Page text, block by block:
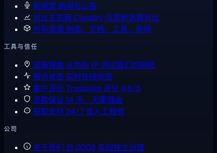
新闻室 新闻与公告
对比主机商 Cloudzy 与其他选择对比
所有资源指南、文档、工具、新闻
工具与信任
观看镜像 从你的 IP 测试我们的网络
服务状态 实时在线状态
客户评价 Trustpilot 评分 4.6/5
退款保证 14 天，无需理由
获取支持 24/7 真人工程师
公司
关于我们 自 2008 年起独立运营